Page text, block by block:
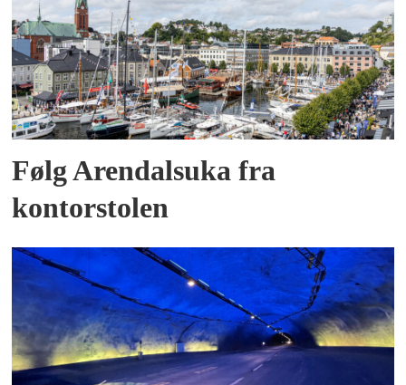
Følg Arendalsuka fra
kontorstolen